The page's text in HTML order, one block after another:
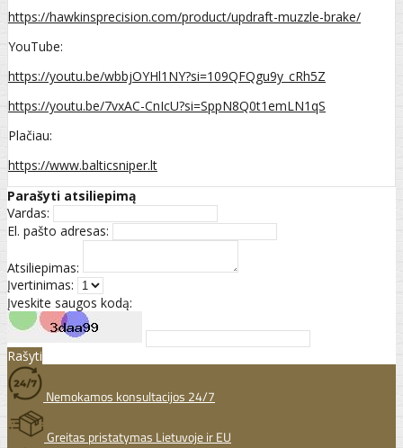
https://hawkinsprecision.com/product/updraft-muzzle-brake/
YouTube:
https://youtu.be/wbbjOYHl1NY?si=109QFQgu9y_cRh5Z
https://youtu.be/7vxAC-CnIcU?si=SppN8Q0t1emLN1qS
Plačiau:
https://www.balticsniper.lt
Parašyti atsiliepimą
Vardas:
El. pašto adresas:
Atsiliepimas:
Įvertinimas:
Įveskite saugos kodą:
Rašyti
Nemokamos konsultacijos 24/7
Greitas pristatymas Lietuvoje ir EU